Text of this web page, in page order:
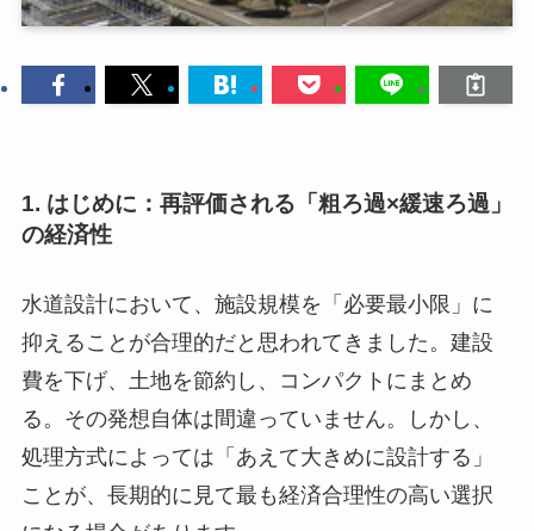
1. はじめに：再評価される「粗ろ過×緩速ろ過」
の経済性
水道設計において、施設規模を「必要最小限」に
抑えることが合理的だと思われてきました。建設
費を下げ、土地を節約し、コンパクトにまとめ
る。その発想自体は間違っていません。しかし、
処理方式によっては「あえて大きめに設計する」
ことが、長期的に見て最も経済合理性の高い選択